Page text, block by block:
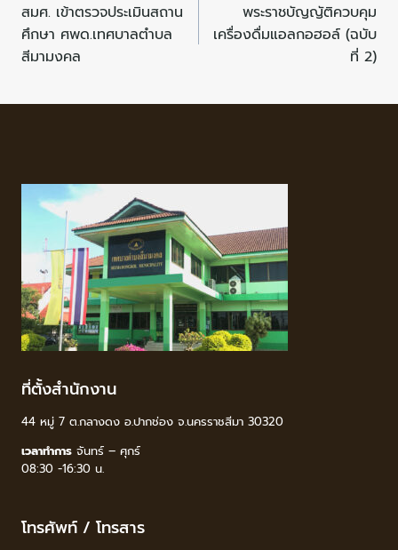
สมศ. เข้าตรวจประเมินสถาน
ศึกษา ศพด.เทศบาลตำบล
สีมามงคล
พระราชบัญญัติควบคุม
เครื่องดื่มแอลกอฮอล์ (ฉบับ
ที่ 2)
ที่ตั้งสำนักงาน
44 หมู่ 7 ต.กลางดง อ.ปากช่อง จ.นครราชสีมา 30320
เวลาทำการ จันทร์ – ศุกร์
08:30 -16:30 น.
โทรศัพท์ / โทรสาร